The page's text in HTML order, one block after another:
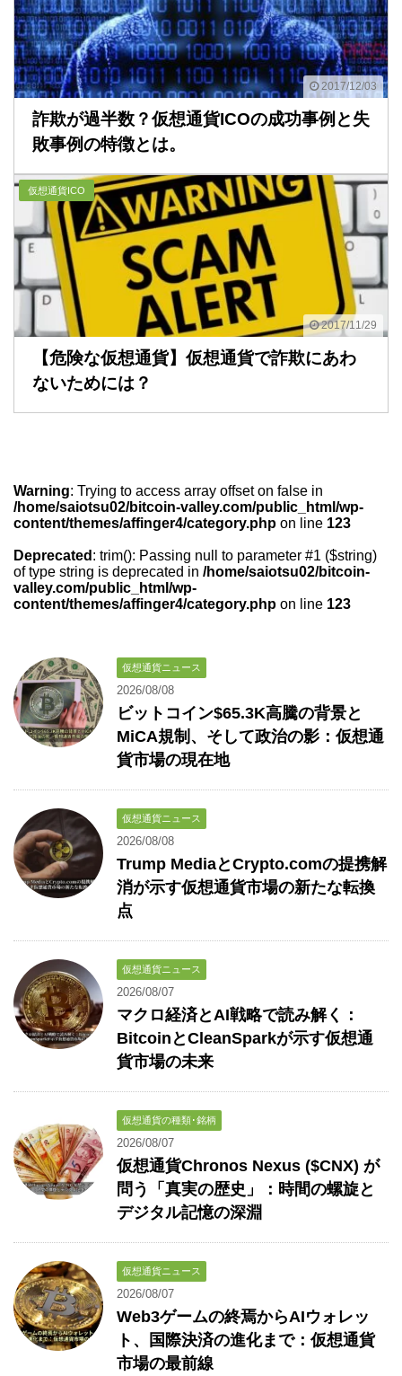
2017/12/03
詐欺が過半数？仮想通貨ICOの成功事例と失
敗事例の特徴とは。
2017/11/29
仮想通貨ICO
【危険な仮想通貨】仮想通貨で詐欺にあわ
ないためには？
Warning: Trying to access array offset on false in
/home/saiotsu02/bitcoin-valley.com/public_html/wp-
content/themes/affinger4/category.php on line 123
Deprecated : trim(): Passing null to parameter #1 ($string)
of type string is deprecated in /home/saiotsu02/bitcoin-
valley.com/public_html/wp-
content/themes/affinger4/category.php on line 123
仮想通貨ニュース
2026/08/08
ビットコイン$65.3K高騰の背景と
MiCA規制、そして政治の影：仮想通
貨市場の現在地
仮想通貨ニュース
2026/08/08
Trump MediaとCrypto.comの提携解
消が示す仮想通貨市場の新たな転換
点
仮想通貨ニュース
2026/08/07
マクロ経済とAI戦略で読み解く：
BitcoinとCleanSparkが示す仮想通
貨市場の未来
仮想通貨の種類･銘柄
2026/08/07
仮想通貨Chronos Nexus ($CNX) が
問う「真実の歴史」：時間の螺旋と
デジタル記憶の深淵
仮想通貨ニュース
2026/08/07
Web3ゲームの終焉からAIウォレッ
ト、国際決済の進化まで：仮想通貨
市場の最前線